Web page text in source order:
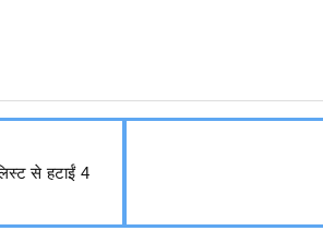
से हटाईं 4